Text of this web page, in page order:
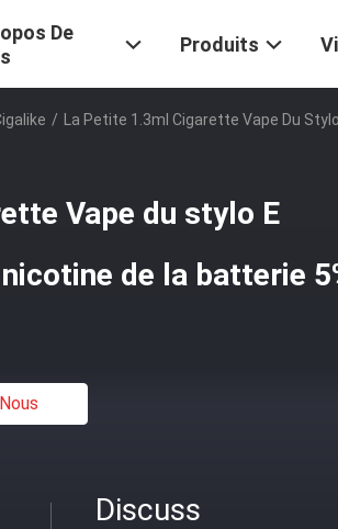
De
Produits
/ La Petite 1.3ml Cigarette Vape Du
Vape du stylo E
de la batterie
Discuss